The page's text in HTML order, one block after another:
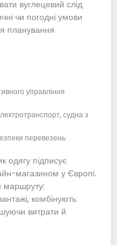
вуглецевий слід
чи погодні умови
планування
управління
судна з
перевезень
одягу підписує
магазином у Європі.
маршруту:
комбінують
витрати й